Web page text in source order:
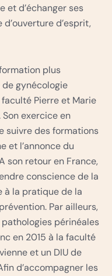
et d’échanger ses
d’esprit,
plus
de gynécologie
Pierre et Marie
Son exercice en
suivre des formations
et l’annonce du
son retour en France,
conscience de la
à la pratique de la
Par ailleurs,
périnéales
en 2015 à la faculté
et un DIU de
d’accompagner les